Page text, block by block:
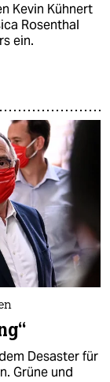
Kevin Kühnert
Rosenthal
ein.
Desaster für
Grüne und